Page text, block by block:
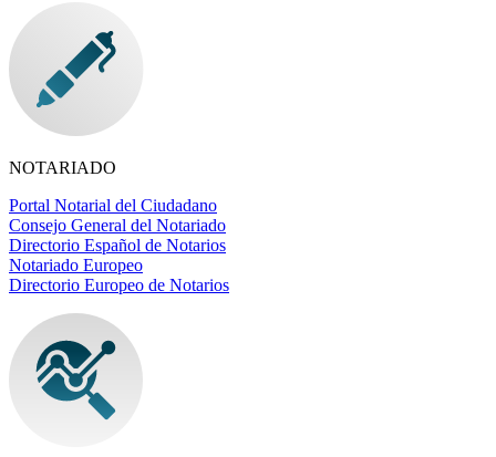
NOTARIADO
Portal Notarial del Ciudadano
Consejo General del Notariado
Directorio Español de Notarios
Notariado Europeo
Directorio Europeo de Notarios